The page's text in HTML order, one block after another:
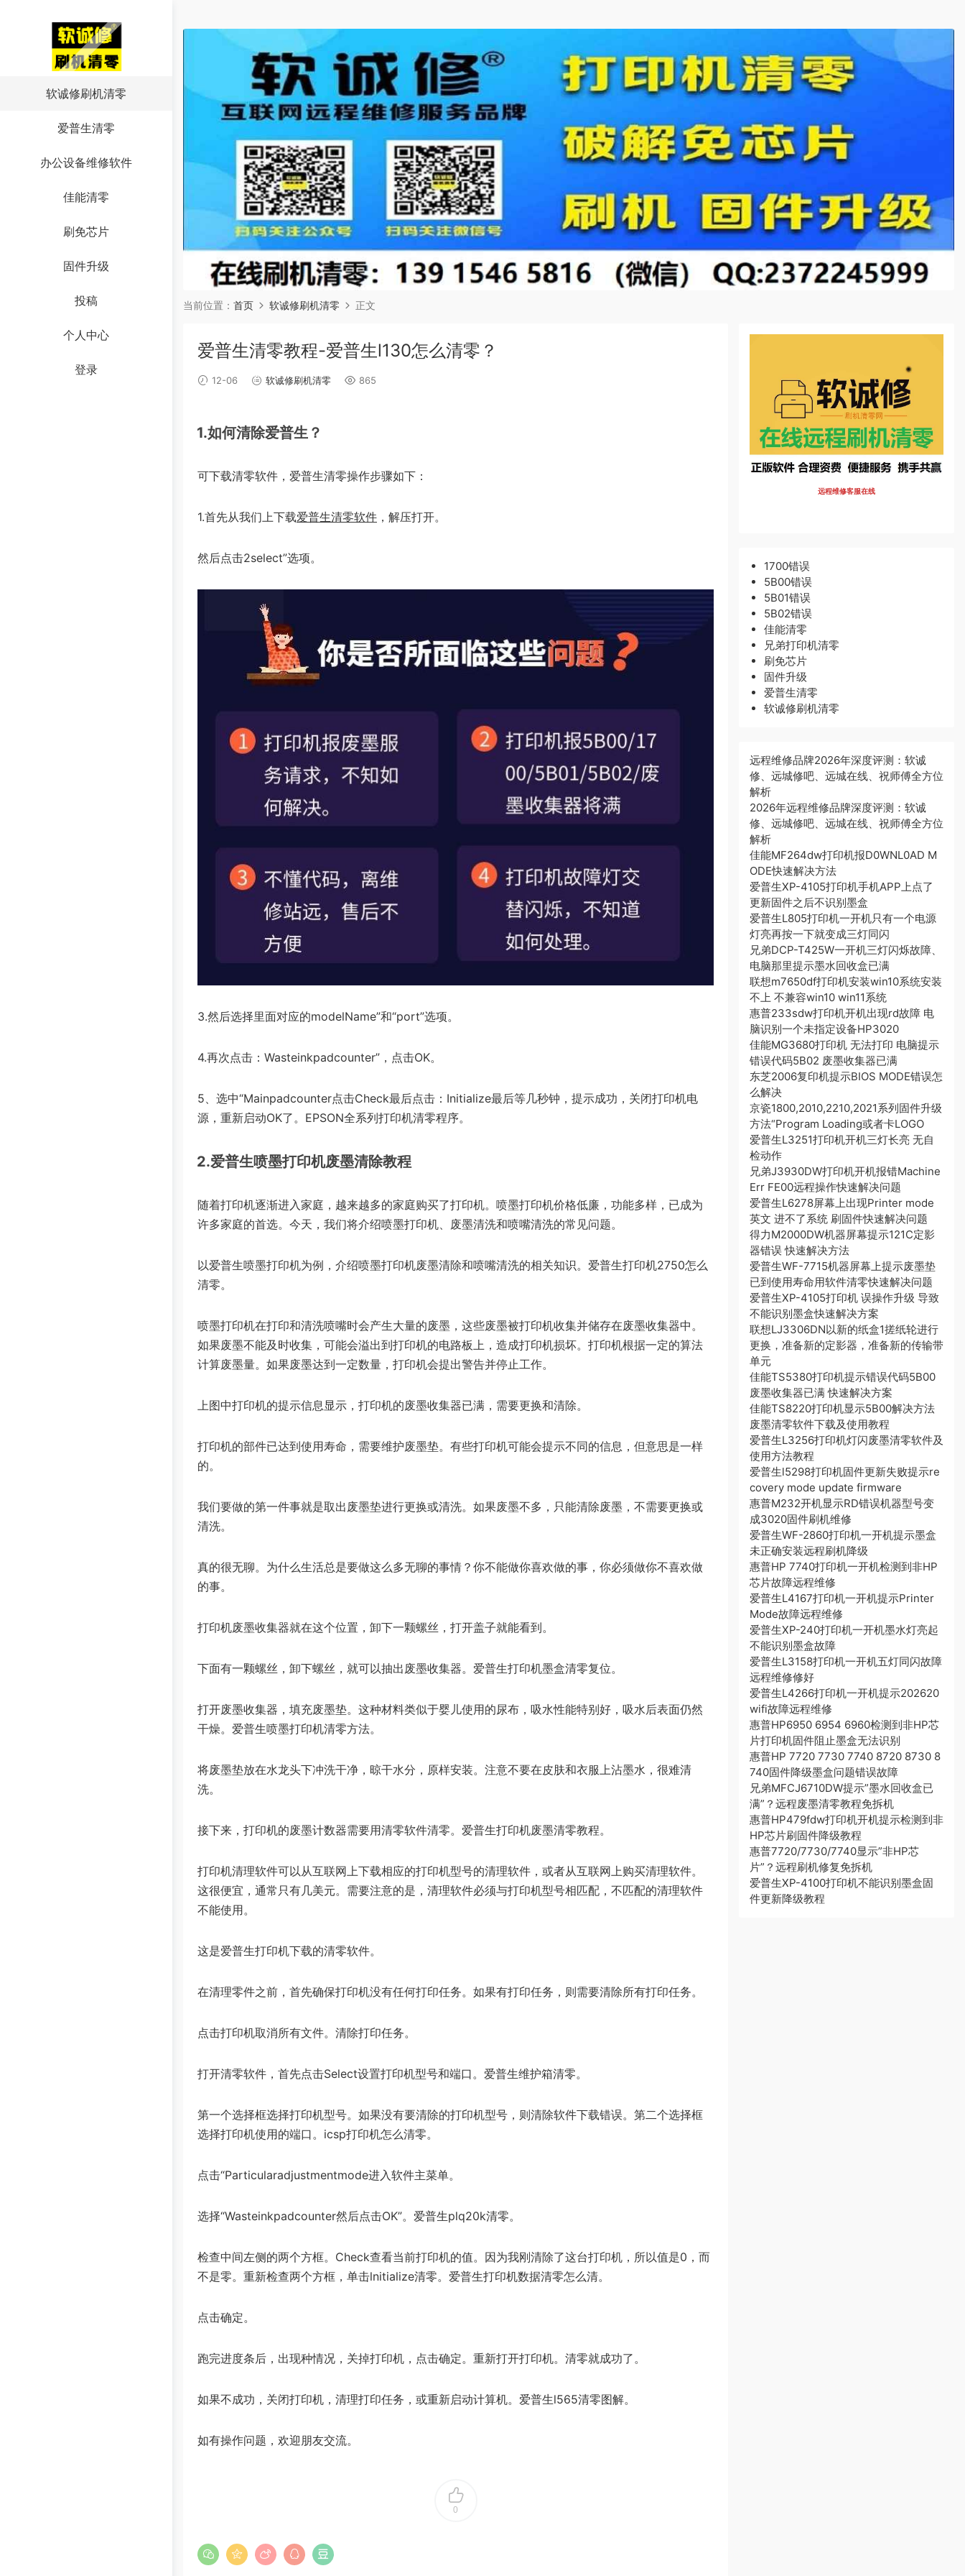
软诚修刷机清零
爱普生清零
办公设备维修软件
佳能清零
刷免芯片
固件升级
投稿
个人中心
登录
当前位置： 首页 软诚修刷机清零 正文
爱普生清零教程-爱普生l130怎么清零？
12-06 软诚修刷机清零 865
1.如何清除爱普生？
可下载清零软件，爱普生清零操作步骤如下：
1.首先从我们上下载爱普生清零软件 ，解压打开。
然后点击2select”选项。
3.然后选择里面对应的modelName”和“port”选项。
4.再次点击：Wasteinkpadcounter”，点击OK。
5、选中“Mainpadcounter点击Check最后点击：Initialize最后等几秒钟，提示成功，关闭打印机电
源，重新启动OK了。EPSON全系列打印机清零程序。
2.爱普生喷墨打印机废墨清除教程
随着打印机逐渐进入家庭，越来越多的家庭购买了打印机。喷墨打印机价格低廉，功能多样，已成为
许多家庭的首选。今天，我们将介绍喷墨打印机、废墨清洗和喷嘴清洗的常见问题。
以爱普生喷墨打印机为例，介绍喷墨打印机废墨清除和喷嘴清洗的相关知识。爱普生打印机2750怎么
清零。
喷墨打印机在打印和清洗喷嘴时会产生大量的废墨，这些废墨被打印机收集并储存在废墨收集器中。
如果废墨不能及时收集，可能会溢出到打印机的电路板上，造成打印机损坏。打印机根据一定的算法
计算废墨量。如果废墨达到一定数量，打印机会提出警告并停止工作。
上图中打印机的提示信息显示，打印机的废墨收集器已满，需要更换和清除。
打印机的部件已达到使用寿命，需要维护废墨垫。有些打印机可能会提示不同的信息，但意思是一样
的。
我们要做的第一件事就是取出废墨垫进行更换或清洗。如果废墨不多，只能清除废墨，不需要更换或
清洗。
真的很无聊。为什么生活总是要做这么多无聊的事情？你不能做你喜欢做的事，你必须做你不喜欢做
的事。
打印机废墨收集器就在这个位置，卸下一颗螺丝，打开盖子就能看到。
下面有一颗螺丝，卸下螺丝，就可以抽出废墨收集器。爱普生打印机墨盒清零复位。
打开废墨收集器，填充废墨垫。这种材料类似于婴儿使用的尿布，吸水性能特别好，吸水后表面仍然
干燥。爱普生喷墨打印机清零方法。
将废墨垫放在水龙头下冲洗干净，晾干水分，原样安装。注意不要在皮肤和衣服上沾墨水，很难清
洗。
接下来，打印机的废墨计数器需要用清零软件清零。爱普生打印机废墨清零教程。
打印机清理软件可以从互联网上下载相应的打印机型号的清理软件，或者从互联网上购买清理软件。
这很便宜，通常只有几美元。需要注意的是，清理软件必须与打印机型号相匹配，不匹配的清理软件
不能使用。
这是爱普生打印机下载的清零软件。
在清理零件之前，首先确保打印机没有任何打印任务。如果有打印任务，则需要清除所有打印任务。
点击打印机取消所有文件。清除打印任务。
打开清零软件，首先点击Select设置打印机型号和端口。爱普生维护箱清零。
第一个选择框选择打印机型号。如果没有要清除的打印机型号，则清除软件下载错误。第二个选择框
选择打印机使用的端口。icsp打印机怎么清零。
点击“Particularadjustmentmode进入软件主菜单。
选择“Wasteinkpadcounter然后点击OK”。爱普生plq20k清零。
检查中间左侧的两个方框。Check查看当前打印机的值。因为我刚清除了这台打印机，所以值是0，而
不是零。重新检查两个方框，单击lnitialize清零。爱普生打印机数据清零怎么清。
点击确定。
跑完进度条后，出现种情况，关掉打印机，点击确定。重新打开打印机。清零就成功了。
如果不成功，关闭打印机，清理打印任务，或重新启动计算机。爱普生l565清零图解。
如有操作问题，欢迎朋友交流。
0
远程维修客服在线
1700错误
5B00错误
5B01错误
5B02错误
佳能清零
兄弟打印机清零
刷免芯片
固件升级
爱普生清零
软诚修刷机清零
远程维修品牌2026年深度评测：软诚
修、远城修吧、远城在线、祝师傅全方位
解析
2026年远程维修品牌深度评测：软诚
修、远城修吧、远城在线、祝师傅全方位
解析
佳能MF264dw打印机报D0WNL0AD M
ODE快速解决方法
爱普生XP-4105打印机手机APP上点了
更新固件之后不识别墨盒
爱普生L805打印机一开机只有一个电源
灯亮再按一下就变成三灯同闪
兄弟DCP-T425W一开机三灯闪烁故障、
电脑那里提示墨水回收盒已满
联想m7650df打印机安装win10系统安装
不上 不兼容win10 win11系统
惠普233sdw打印机开机出现rd故障 电
脑识别一个未指定设备HP3020
佳能MG3680打印机 无法打印 电脑提示
错误代码5B02 废墨收集器已满
东芝2006复印机提示BIOS MODE错误怎
么解决
京瓷1800,2010,2210,2021系列固件升级
方法“Program Loading或者卡LOGO
爱普生L3251打印机开机三灯长亮 无自
检动作
兄弟J3930DW打印机开机报错Machine
Err FE00远程操作快速解决问题
爱普生L6278屏幕上出现Printer mode
英文 进不了系统 刷固件快速解决问题
得力M2000DW机器屏幕提示121C定影
器错误 快速解决方法
爱普生WF-7715机器屏幕上提示废墨垫
已到使用寿命用软件清零快速解决问题
爱普生XP-4105打印机 误操作升级 导致
不能识别墨盒快速解决方案
联想LJ3306DN以新的纸盒1搓纸轮进行
更换，准备新的定影器，准备新的传输带
单元
佳能TS5380打印机提示错误代码5B00
废墨收集器已满 快速解决方案
佳能TS8220打印机显示5B00解决方法
废墨清零软件下载及使用教程
爱普生L3256打印机灯闪废墨清零软件及
使用方法教程
爱普生l5298打印机固件更新失败提示re
covery mode update firmware
惠普M232开机显示RD错误机器型号变
成3020固件刷机维修
爱普生WF-2860打印机一开机提示墨盒
未正确安装远程刷机降级
惠普HP 7740打印机一开机检测到非HP
芯片故障远程维修
爱普生L4167打印机一开机提示Printer
Mode故障远程维修
爱普生XP-240打印机一开机墨水灯亮起
不能识别墨盒故障
爱普生L3158打印机一开机五灯同闪故障
远程维修修好
爱普生L4266打印机一开机提示202620
wifi故障远程维修
惠普HP6950 6954 6960检测到非HP芯
片打印机固件阻止墨盒无法识别
惠普HP 7720 7730 7740 8720 8730 8
740固件降级墨盒问题错误故障
兄弟MFCJ6710DW提示”墨水回收盒已
满”？远程废墨清零教程免拆机
惠普HP479fdw打印机开机提示检测到非
HP芯片刷固件降级教程
惠普7720/7730/7740显示”非HP芯
片”？远程刷机修复免拆机
爱普生XP-4100打印机不能识别墨盒固
件更新降级教程